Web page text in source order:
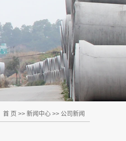
首 页 >> 新闻中心 >> 公司新闻